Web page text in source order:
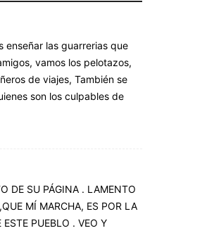
enseñar las guarrerias que
vamos los pelotazos,
de viajes, También se
son los culpables de
DE SU PÁGINA . LAMENTO
MÍ MARCHA, ES POR LA
PUEBLO . VEO Y